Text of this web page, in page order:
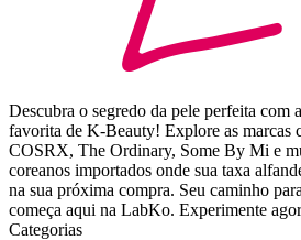
Descubra o segredo da pele perfeita com
favorita de K-Beauty! Explore as marcas
COSRX, The Ordinary, Some By Mi e
coreanos importados onde sua taxa
na sua próxima compra. Seu caminho
começa aqui na LabKo. Experimente
Categorias